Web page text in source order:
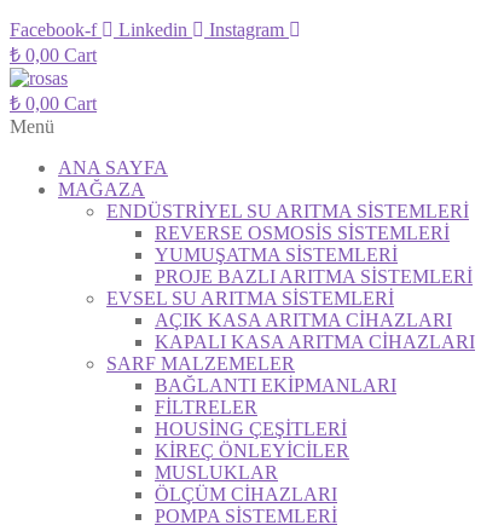
Facebook-f
Linkedin
Instagram
₺ 0,00 Cart
₺ 0,00 Cart
Menü
ANA SAYFA
MAĞAZA
ENDÜSTRİYEL SU ARITMA SİSTEMLERİ
REVERSE OSMOSİS SİSTEMLERİ
YUMUŞATMA SİSTEMLERİ
PROJE BAZLI ARITMA SİSTEMLERİ
EVSEL SU ARITMA SİSTEMLERİ
AÇIK KASA ARITMA CİHAZLARI
KAPALI KASA ARITMA CİHAZLARI
SARF MALZEMELER
BAĞLANTI EKİPMANLARI
FİLTRELER
HOUSİNG ÇEŞİTLERİ
KİREÇ ÖNLEYİCİLER
MUSLUKLAR
ÖLÇÜM CİHAZLARI
POMPA SİSTEMLERİ